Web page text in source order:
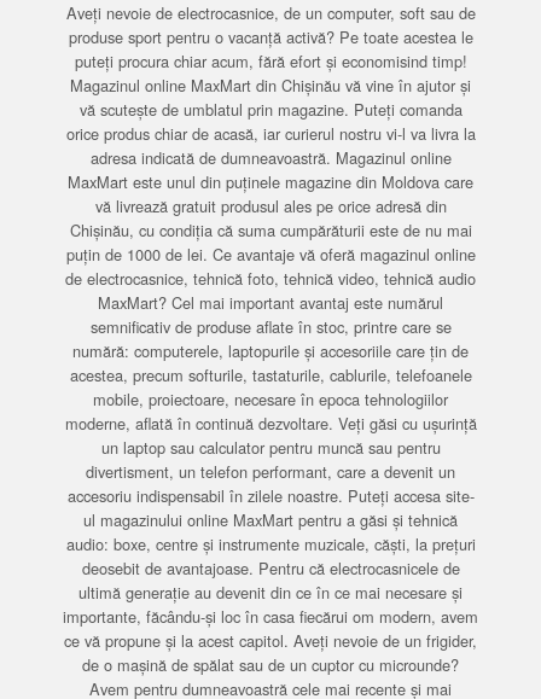
Aveți nevoie de electrocasnice, de un computer, soft sau de
produse sport pentru o vacanță activă? Pe toate acestea le
puteți procura chiar acum, fără efort și economisind timp!
Magazinul online MaxMart din Chișinău vă vine în ajutor și
vă scutește de umblatul prin magazine. Puteți comanda
orice produs chiar de acasă, iar curierul nostru vi-l va livra la
adresa indicată de dumneavoastră. Magazinul online
MaxMart este unul din puținele magazine din Moldova care
vă livrează gratuit produsul ales pe orice adresă din
Chișinău, cu condiția că suma cumpărăturii este de nu mai
puțin de 1000 de lei. Ce avantaje vă oferă magazinul online
de electrocasnice, tehnică foto, tehnică video, tehnică audio
MaxMart? Cel mai important avantaj este numărul
semnificativ de produse aflate în stoc, printre care se
numără: computerele, laptopurile și accesoriile care țin de
acestea, precum softurile, tastaturile, cablurile, telefoanele
mobile, proiectoare, necesare în epoca tehnologiilor
moderne, aflată în continuă dezvoltare. Veți găsi cu ușurință
un laptop sau calculator pentru muncă sau pentru
divertisment, un telefon performant, care a devenit un
accesoriu indispensabil în zilele noastre. Puteți accesa site-
ul magazinului online MaxMart pentru a găsi și tehnică
audio: boxe, centre și instrumente muzicale, căști, la prețuri
deosebit de avantajoase. Pentru că electrocasnicele de
ultimă generație au devenit din ce în ce mai necesare și
importante, făcându-și loc în casa fiecărui om modern, avem
ce vă propune și la acest capitol. Aveți nevoie de un frigider,
de o mașină de spălat sau de un cuptor cu microunde?
Avem pentru dumneavoastră cele mai recente și mai